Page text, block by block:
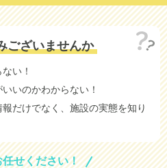
ございませんか
い！
いのかわからない！
だけでなく、施設の実態を知り
せください！